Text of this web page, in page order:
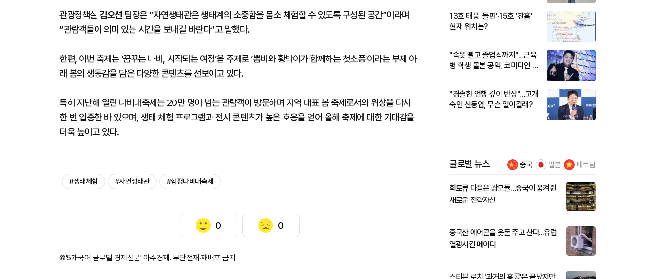
관광정책실 김오선팀장은 “자연생태관은 생태계의 소중함을 몸소 체험할 수 있도록 구성된 공간”이라며
“관람객들이 의미 있는 시간을 보내길 바란다”고 말했다.
한편, 이번 축제는 ‘꿈꾸는 나비, 시작되는 여정’을 주제로 ‘뽐비와 황박이가 함께하는 첫소풍’이라는 부제 아
래 봄의 생동감을 담은 다양한 콘텐츠를 선보이고 있다.
특히 지난해 열린 나비대축제는 20만 명이 넘는 관람객이 방문하며 지역 대표 봄 축제로서의 위상을 다시
한 번 입증한 바 있으며, 생태 체험 프로그램과 전시 콘텐츠가 높은 호응을 얻어 올해 축제에 대한 기대감을
더욱 높이고 있다.
#생태체험 #자연생태관 #함평나비대축제
0 0
©'5개국어 글로벌 경제신문' 아주경제. 무단전재·재배포 금지
13호 태풍 '돌핀'·15호 '찬홈'
현재 위치는?
"속옷 빨고 졸업식까지"…근육
병 학생 돌본 공익, 코미디언 김
"경솔한 언행 깊이 반성"…고개
숙인 신동엽, 무슨 일이길래?
글로벌 뉴스 중국 일본 베트남
희토류 다음은 광모듈…중국이 움켜쥔
새로운 전략자산
중국산 에어콘을 웃돈 주고 산다...유럽
열광시킨 메이디
스티븐 로치 '과거의 홍콩'은 끝났지만